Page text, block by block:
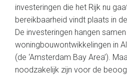
investeringen die het Rijk nu
bereikbaarheid vindt plaats in
De investeringen hangen
woningbouwontwikkelingen in
(de ‘Amsterdam Bay Area’).
noodzakelijk zijn voor de